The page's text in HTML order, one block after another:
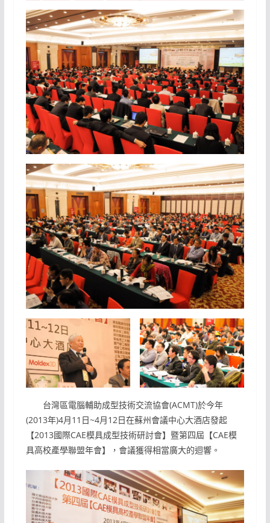
台灣區電腦輔助成型技術交流協會(ACMT)於今年
(2013年)4月11日~4月12日在蘇州會議中心大酒店發起
【2013國際CAE模具成型技術研討會】暨第四屆【CAE模
具高校產學聯盟年會】，會議獲得相當廣大的迴響。